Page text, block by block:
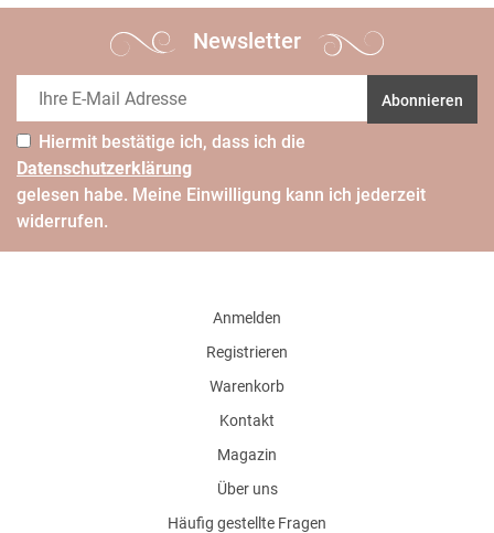
Newsletter
Abonnieren
Hiermit bestätige ich, dass ich die
Daten­schutz­erklärung
gelesen habe. Meine Einwilligung kann ich jederzeit
widerrufen.
Anmelden
Registrieren
Warenkorb
Kontakt
Magazin
Über uns
Häufig gestellte Fragen